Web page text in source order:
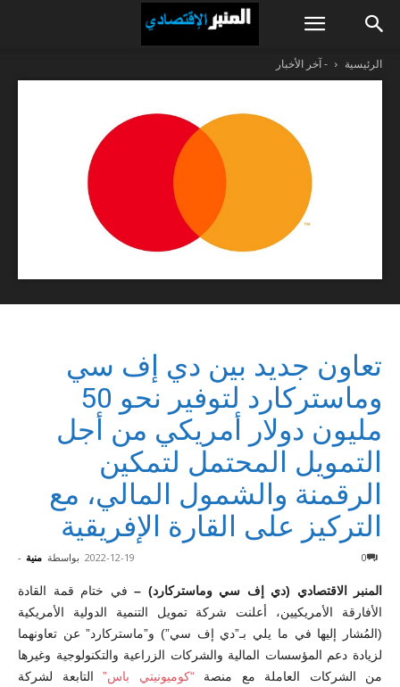
الرئيسية - آخر الأخبار
تعاون جديد بين دي إف سي
وماستركارد لتوفير نحو 50
مليون دولار أمريكي من أجل
التمويل المحتمل لتمكين
الرقمنة والشمول المالي، مع
التركيز على القارة الإفريقية
بواسطة منية - 2022-12-19 0
المنبر الاقتصادي (دي إف سي وماستركارد) – في ختام قمة القادة
الأفارقة الأمريكيين، أعلنت شركة تمويل التنمية الدولية الأمريكية
(المُشار إليها في ما يلي بـ”دي إف سي”) و”ماستركارد” عن تعاونهما
لزيادة دعم المؤسسات المالية والشركات الزراعية والتكنولوجية وغيرها
من الشركات العاملة مع منصة “كوميونيتي باس” التابعة لشركة